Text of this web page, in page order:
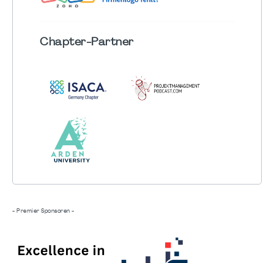
Chapter-Partner
- Premier Sponsoren -